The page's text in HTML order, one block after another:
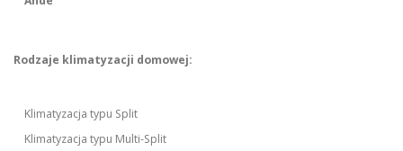
Rodzaje klimatyzacji domowej:
Klimatyzacja typu Split
Klimatyzacja typu Multi-Split